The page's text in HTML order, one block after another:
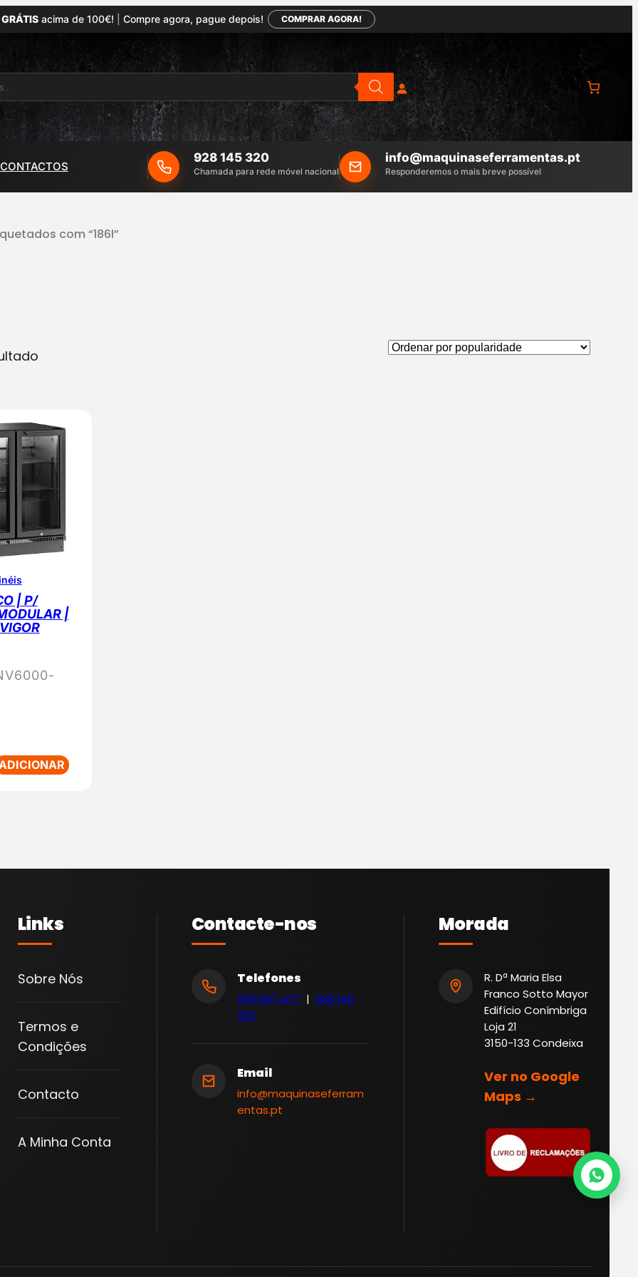
acima de 100€! Compre agora, pague depois! COMPRAR AGORA!
CONTACTOS
928 145 320
Chamada para rede móvel nacional
info@maquinaseferramentas.pt
Responderemos o mais breve possível
com “186l”
| P/
|
Links
Sobre Nós
Termos e
Condições
Contacto
A Minha Conta
Contacte-nos
Telefones
239 097 477 | 928 145
320
Email
info@maquinaseferram
entas.pt
Morada
R. Dª Maria Elsa
Franco Sotto Mayor
Edifício Conímbriga
Loja 21
3150-133 Condeixa
Ver no Google
Maps →